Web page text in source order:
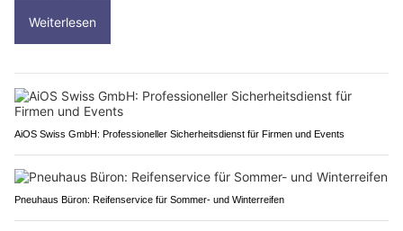
Weiterlesen
AiOS Swiss GmbH: Professioneller Sicherheitsdienst für Firmen und Events
Pneuhaus Büron: Reifenservice für Sommer- und Winterreifen